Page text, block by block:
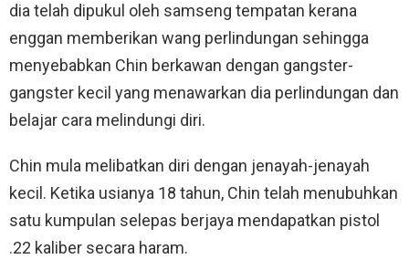
dia telah dipukul oleh samseng tempatan kerana
enggan memberikan wang perlindungan sehingga
menyebabkan Chin berkawan dengan gangster-
gangster kecil yang menawarkan dia perlindungan dan
belajar cara melindungi diri.
Chin mula melibatkan diri dengan jenayah-jenayah
kecil. Ketika usianya 18 tahun, Chin telah menubuhkan
satu kumpulan selepas berjaya mendapatkan pistol
.22 kaliber secara haram.